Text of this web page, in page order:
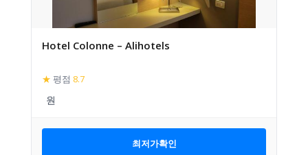
Hotel Colonne – Alihotels
★ 평점 8.7
최저가확인